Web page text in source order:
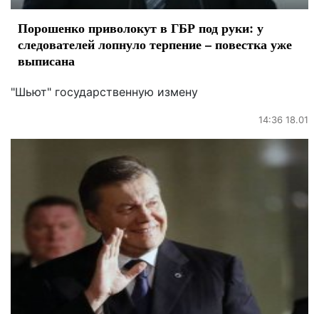
Порошенко приволокут в ГБР под руки: у
следователей лопнуло терпение – повестка уже
выписана
"Шьют" государственную измену
14:36 18.01